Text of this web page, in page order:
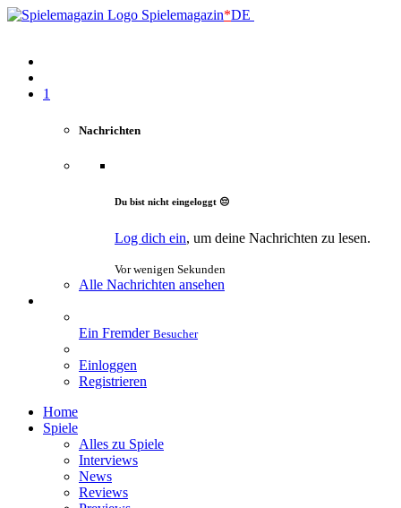
Spielemagazin*DE
1
Nachrichten
Du bist nicht eingeloggt 😔
Log dich ein, um deine Nachrichten zu lesen.
Vor wenigen Sekunden
Alle Nachrichten ansehen
Ein Fremder Besucher
Einloggen
Registrieren
Home
Spiele
Alles zu Spiele
Interviews
News
Reviews